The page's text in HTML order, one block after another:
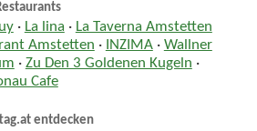
· La lina · La Taverna Amstetten
Amstetten · INZIMA· Wallner
· Zu Den 3 Goldenen Kugeln ·
Cafe
entdecken